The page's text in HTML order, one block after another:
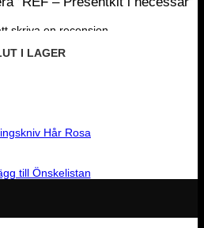
skriva en recension.
till Önskelistan
I LAGER
I LAGER
I LAGER
I LAGER
I LAGER
I LAGER